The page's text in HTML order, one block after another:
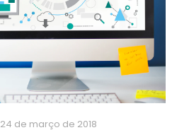
24 de março de 2018